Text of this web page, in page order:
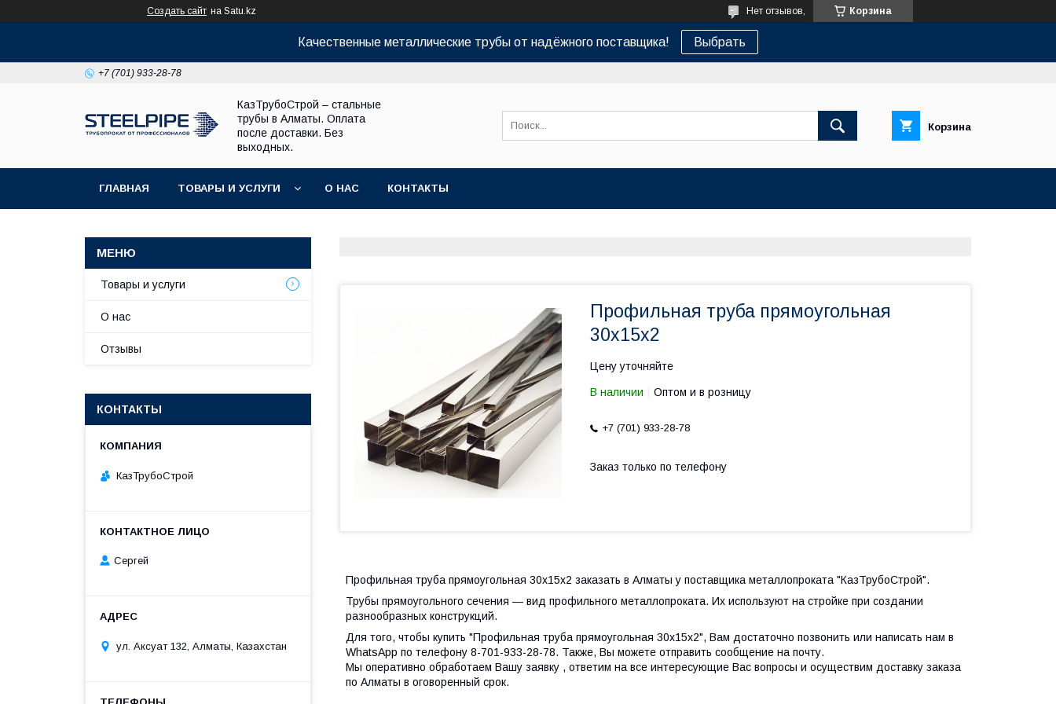
Создать сайт на Satu.kz Корзина
Нет отзывов,
Качественные металлические трубы от надёжного поставщика! Выбрать
+7 (701) 933-28-78
КазТрубоСтрой – стальные
трубы в Алматы. Оплата
после доставки. Без
выходных.
Корзина
ГЛАВНАЯ ТОВАРЫ И УСЛУГИ О НАС КОНТАКТЫ
Профильная труба прямоугольная
30х15х2
Цену уточняйте
В наличии Оптом и в розницу
+7 (701) 933-28-78
Заказ только по телефону
Профильная труба прямоугольная 30х15х2 заказать в Алматы у поставщика металлопроката "КазТрубоСтрой".
Трубы прямоугольного сечения ― вид профильного металлопроката. Их используют на стройке при создании
разнообразных конструкций.
Для того, чтобы купить "Профильная труба прямоугольная 30х15х2", Вам достаточно позвонить или написать нам в
WhatsApp по телефону 8-701-933-28-78. Также, Вы можете отправить сообщение на почту.
Мы оперативно обработаем Вашу заявку , ответим на все интересующие Вас вопросы и осуществим доставку заказа
по Алматы в оговоренный срок.
Товары и услуги
О нас
Отзывы
КОНТАКТЫ
КазТрубоСтрой
Сергей
ул. Аксуат 132, Алматы, Казахстан